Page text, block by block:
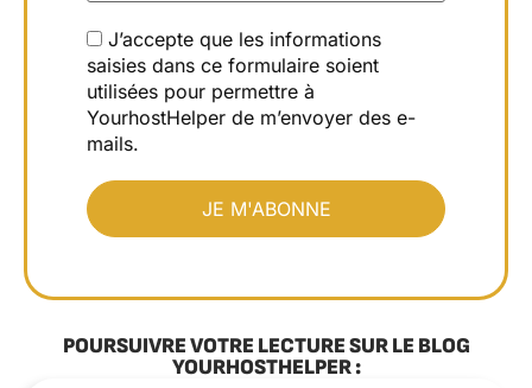
J’accepte que les informations
saisies dans ce formulaire soient
utilisées pour permettre à
YourhostHelper de m’envoyer des e-
mails.
POURSUIVRE VOTRE LECTURE SUR LE BLOG
YOURHOSTHELPER :